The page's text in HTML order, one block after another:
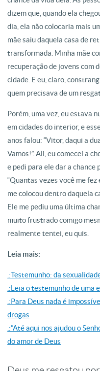
dizem que, quando ela
dia, ela não colocaria mais
mãe saiu daquela casa de
transformada. Minha mãe
recuperação de jovens com
cidade. E eu, claro,
quem precisava de um
Porém, uma vez, eu estava
em cidades do interior, e
anos falou: “Vitor, daqui a
Vamos!”. Ali, eu comecei a
e pedi para ele dar a chance
“Quantas vezes você me
me colocou dentro daquela
Ele me pediu uma última
muito frustrado comigo
realmente tentei, eu quis.
Leia mais:
.:Testemunho: da
.:Leia o testemunho de
.:Para Deus nada é
drogas
.:”Até aqui nos ajudou o
do amor de Deus